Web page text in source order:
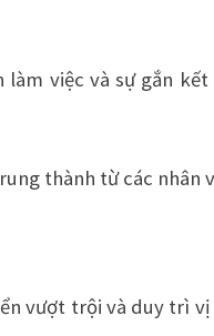
việc và sự gắn
thành từ các nhân
vượt trội và duy trì